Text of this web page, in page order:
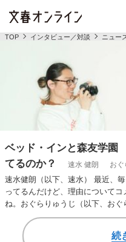
TOP インタビュー／対談 ニュー
ベッド・インと森友学園
てるのか？
速水 健朗 おぐ
速水健朗（以下、速水） 最近、
ってるんだけど、理由について
ね。おぐらりゅうじ（以下、お
ばかりですね。バ…
続